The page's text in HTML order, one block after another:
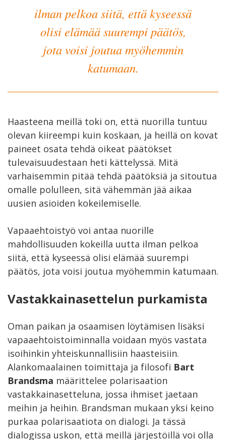
ilman pelkoa siitä, että kyseessä
olisi elämää suurempi päätös,
jota voisi joutua myöhemmin
katumaan.
Haasteena meillä toki on, että nuorilla tuntuu
olevan kiireempi kuin koskaan, ja heillä on kovat
paineet osata tehdä oikeat päätökset
tulevaisuudestaan heti kättelyssä. Mitä
varhaisemmin pitää tehdä päätöksiä ja sitoutua
omalle polulleen, sitä vähemmän jää aikaa
uusien asioiden kokeilemiselle.
Vapaaehtoistyö voi antaa nuorille
mahdollisuuden kokeilla uutta ilman pelkoa
siitä, että kyseessä olisi elämää suurempi
päätös, jota voisi joutua myöhemmin katumaan.
Vastakkainasettelun purkamista
Oman paikan ja osaamisen löytämisen lisäksi
vapaaehtoistoiminnalla voidaan myös vastata
isoihinkin yhteiskunnallisiin haasteisiin.
Alankomaalainen toimittaja ja filosofi Bart
Brandsma määrittelee polarisaation
vastakkainasetteluna, jossa ihmiset jaetaan
meihin ja heihin. Brandsman mukaan yksi keino
purkaa polarisaatiota on dialogi. Ja tässä
dialogissa uskon, että meillä järjestöillä voi olla